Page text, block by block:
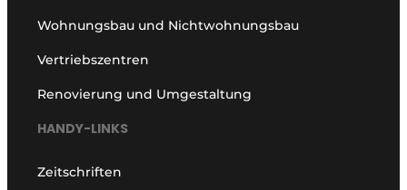
Wohnungsbau und Nichtwohnungsbau
Vertriebszentren
Renovierung und Umgestaltung
HANDY-LINKS
Zeitschriften